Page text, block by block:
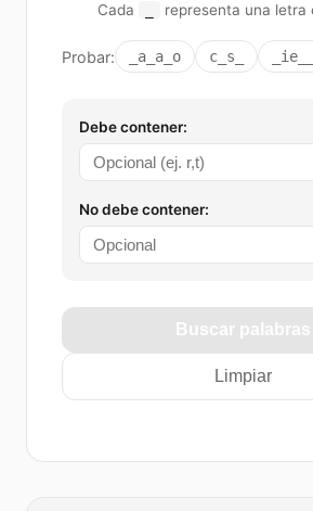
Cada representa una letra
Probar: _a_a_o c_s_
Debe contener:
No debe contener:
Buscar palabras
Limpiar